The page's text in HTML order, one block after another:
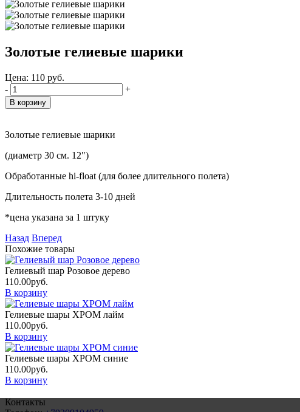
Золотые гелиевые шарики
Цена: 110 руб.
-
+
Золотые гелиевые шарики
(диаметр 30 см. 12")
Обработанные hi-float (для более длительного полета)
Длительность полета 3-10 дней
*цена указана за 1 штуку
Назад Вперед
Похожие товары
Гелиевый шар Розовое дерево
110.00руб.
В корзину
Гелиевые шары ХРОМ лайм
110.00руб.
В корзину
Гелиевые шары ХРОМ синие
110.00руб.
В корзину
Контакты